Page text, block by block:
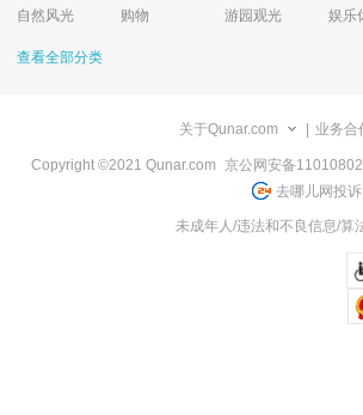
自然风光 购物 游园观光 娱乐
查看全部分类
关于Qunar.com 业务合
Copyright ©2021 Qunar.com 京公网安备
去哪儿网投
未成年人/违法和不良信息/